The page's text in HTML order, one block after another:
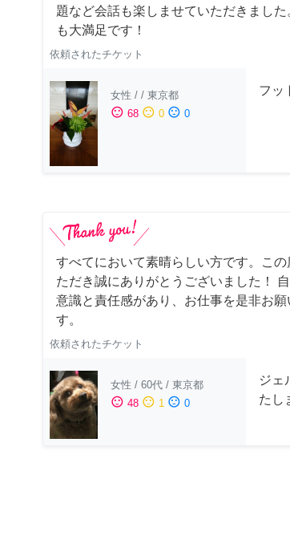
題など会話も楽しませていただきまし
も大満足です！
依頼されたチケット
女性 / / 東京都
sentiment_satisfied 68 sentiment_neutral 0 sentiment_dissatisfied 0
フッ
すべてにおいて素晴らしい方です。こ
ただき誠にありがとうございました！
意識と責任感があり、お仕事を是非お
す。
依頼されたチケット
女性 / 60代 / 東京都
sentiment_satisfied 48 sentiment_neutral 1 sentiment_dissatisfied 0
ジェ
たし